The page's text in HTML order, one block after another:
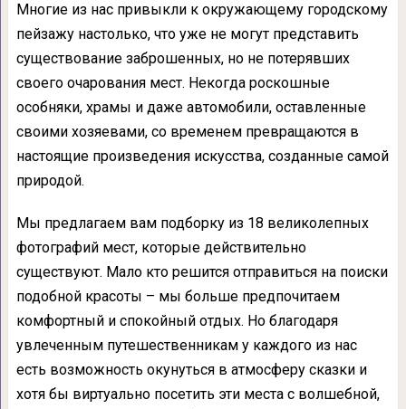
Многие из нас привыкли к окружающему городскому
пейзажу настолько, что уже не могут представить
существование заброшенных, но не потерявших
своего очарования мест. Некогда роскошные
особняки, храмы и даже автомобили, оставленные
своими хозяевами, со временем превращаются в
настоящие произведения искусства, созданные самой
природой.
Мы предлагаем вам подборку из 18 великолепных
фотографий мест, которые действительно
существуют. Мало кто решится отправиться на поиски
подобной красоты – мы больше предпочитаем
комфортный и спокойный отдых. Но благодаря
увлеченным путешественникам у каждого из нас
есть возможность окунуться в атмосферу сказки и
хотя бы виртуально посетить эти места с волшебной,